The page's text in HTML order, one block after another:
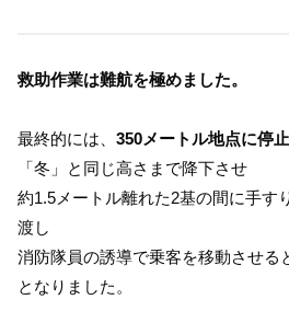
救助作業は難航を極めました。
最終的には、 350メートル地点に停止
「冬」と同じ高さまで降下させ
約1.5メートル離れた2基の間に手す
渡し
消防隊員の誘導で乗客を移動させる
となりました。